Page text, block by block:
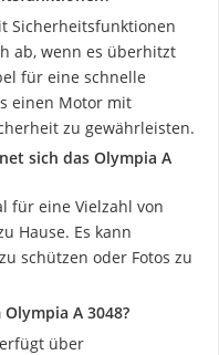
Sicherheitsfunktionen
ab, wenn es überhitzt
für eine schnelle
einen Motor mit
zu gewährleisten.
sich das Olympia A
für eine Vielzahl von
Hause. Es kann
schützen oder Fotos zu
A 3048?
über